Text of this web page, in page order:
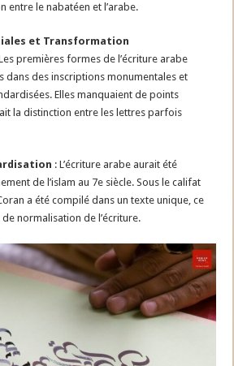
entre le nabatéen et l’arabe.
et Transformation
premières formes de l’écriture arabe
dans des inscriptions monumentales et
Elles manquaient de points
la distinction entre les lettres parfois
: L’écriture arabe aurait été
de l’islam au 7e siècle. Sous le califat
a été compilé dans un texte unique, ce
normalisation de l’écriture.